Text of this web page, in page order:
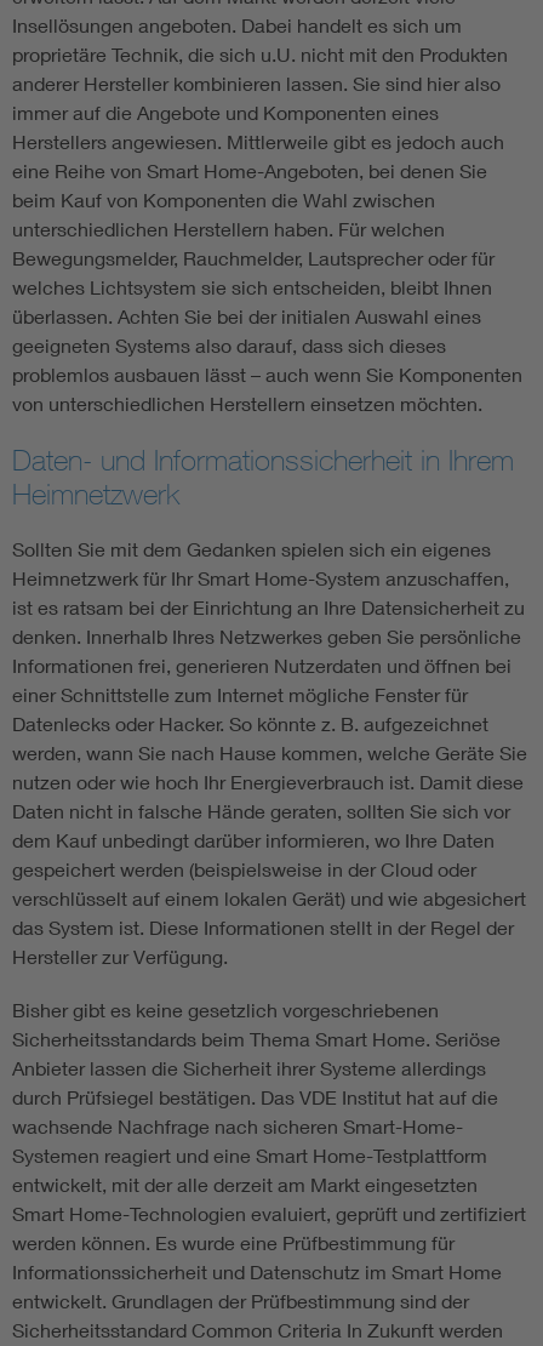
Insellösungen angeboten. Dabei handelt es sich um
proprietäre Technik, die sich u.U. nicht mit den Produkten
anderer Hersteller kombinieren lassen. Sie sind hier also
immer auf die Angebote und Komponenten eines
Herstellers angewiesen. Mittlerweile gibt es jedoch auch
eine Reihe von Smart Home-Angeboten, bei denen Sie
beim Kauf von Komponenten die Wahl zwischen
unterschiedlichen Herstellern haben. Für welchen
Bewegungsmelder, Rauchmelder, Lautsprecher oder für
welches Lichtsystem sie sich entscheiden, bleibt Ihnen
überlassen. Achten Sie bei der initialen Auswahl eines
geeigneten Systems also darauf, dass sich dieses
problemlos ausbauen lässt – auch wenn Sie Komponenten
von unterschiedlichen Herstellern einsetzen möchten.
Daten- und Informationssicherheit in Ihrem
Heimnetzwerk
Sollten Sie mit dem Gedanken spielen sich ein eigenes
Heimnetzwerk für Ihr Smart Home-System anzuschaffen,
ist es ratsam bei der Einrichtung an Ihre Datensicherheit zu
denken. Innerhalb Ihres Netzwerkes geben Sie persönliche
Informationen frei, generieren Nutzerdaten und öffnen bei
einer Schnittstelle zum Internet mögliche Fenster für
Datenlecks oder Hacker. So könnte z. B. aufgezeichnet
werden, wann Sie nach Hause kommen, welche Geräte Sie
nutzen oder wie hoch Ihr Energieverbrauch ist. Damit diese
Daten nicht in falsche Hände geraten, sollten Sie sich vor
dem Kauf unbedingt darüber informieren, wo Ihre Daten
gespeichert werden (beispielsweise in der Cloud oder
verschlüsselt auf einem lokalen Gerät) und wie abgesichert
das System ist. Diese Informationen stellt in der Regel der
Hersteller zur Verfügung.
Bisher gibt es keine gesetzlich vorgeschriebenen
Sicherheitsstandards beim Thema Smart Home. Seriöse
Anbieter lassen die Sicherheit ihrer Systeme allerdings
durch Prüfsiegel bestätigen. Das VDE Institut hat auf die
wachsende Nachfrage nach sicheren Smart-Home-
Systemen reagiert und eine Smart Home-Testplattform
entwickelt, mit der alle derzeit am Markt eingesetzten
Smart Home-Technologien evaluiert, geprüft und zertifiziert
werden können. Es wurde eine Prüfbestimmung für
Informationssicherheit und Datenschutz im Smart Home
entwickelt. Grundlagen der Prüfbestimmung sind der
Sicherheitsstandard Common Criteria In Zukunft werden